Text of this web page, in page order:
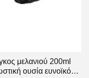
μελανιού 200ml
ουσία ευνοϊκός